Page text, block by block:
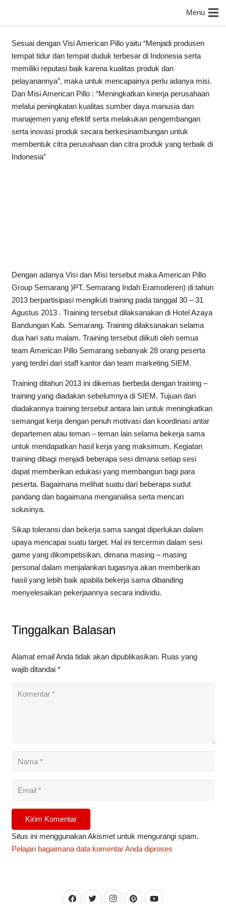
Menu
Sesuai dengan Visi American Pillo yaitu “Menjadi produsen
tempat tidur dan tempat duduk terbesar di Indonesia serta
memiliki reputasi baik karena kualitas produk dan
pelayanannya”, maka untuk mencapainya perlu adanya misi.
Dan Misi American Pillo : “Meningkatkan kinerja perusahaan
melalui peningkatan kualitas sumber daya manusia dan
manajemen yang efektif serta melakukan pengembangan
serta inovasi produk secara berkesinambungan untuk
membentuk citra perusahaan dan citra produk yang terbaik di
Indonesia”
Dengan adanya Visi dan Misi tersebut maka American Pillo
Group Semarang )PT. Semarang Indah Eramoderen) di tahun
2013 berpartisipasi mengikuti training pada tanggal 30 – 31
Agustus 2013 . Training tersebut dilaksanakan di Hotel Azaya
Bandungan Kab. Semarang. Training dilaksanakan selama
dua hari satu malam. Training tersebut diikuti oleh semua
team American Pillo Semarang sebanyak 28 orang peserta
yang terdiri dari staff kantor dan team marketing SIEM.
Training ditahun 2013 ini dikemas berbeda dengan training –
training yang diadakan sebelumnya di SIEM. Tujuan dari
diadakannya training tersebut antara lain untuk meningkatkan
semangat kerja dengan penuh motivasi dan koordinasi antar
departemen atau teman – teman lain selama bekerja sama
untuk mendapatkan hasil kerja yang maksimum. Kegiatan
training dibagi menjadi beberapa sesi dimana setiap sesi
dapat memberikan edukasi yang membangun bagi para
peserta. Bagaimana melihat suatu dari beberapa sudut
pandang dan bagaimana menganalisa serta mencari
solusinya.
Sikap toleransi dan bekerja sama sangat diperlukan dalam
upaya mencapai suatu target. Hal ini tercermin dalam sesi
game yang dikompetisikan, dimana masing – masing
personal dalam menjalankan tugasnya akan memberikan
hasil yang lebih baik apabila bekerja sama dibanding
menyelesaikan pekerjaannya secara individu.
Tinggalkan Balasan
Alamat email Anda tidak akan dipublikasikan. Ruas yang
wajib ditandai *
Kirim Komentar
Situs ini menggunakan Akismet untuk mengurangi spam.
Pelajari bagaimana data komentar Anda diproses